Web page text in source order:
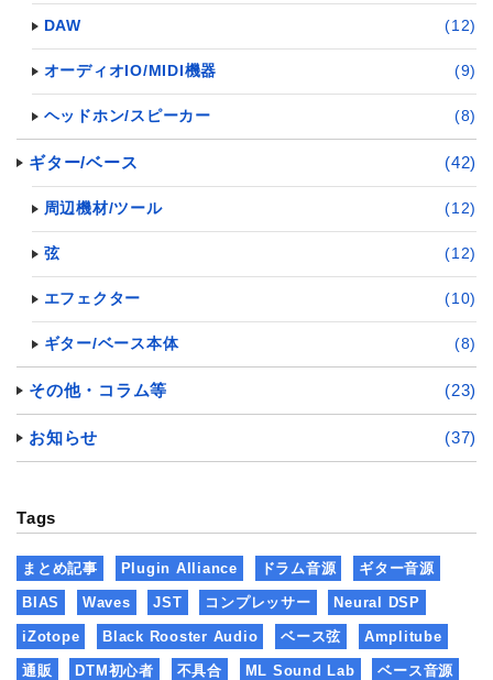
DAW (12)
オーディオIO/MIDI機器 (9)
ヘッドホン/スピーカー (8)
ギター/ベース (42)
周辺機材/ツール (12)
弦 (12)
エフェクター (10)
ギター/ベース本体 (8)
その他・コラム等 (23)
お知らせ (37)
Tags
まとめ記事 Plugin Alliance ドラム音源 ギター音源
BIAS Waves JST コンプレッサー Neural DSP
iZotope Black Rooster Audio ベース弦 Amplitube
通販 DTM初心者 不具合 ML Sound Lab ベース音源